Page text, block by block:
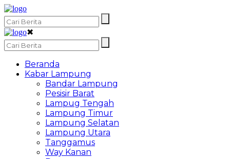
✖
Beranda
Kabar Lampung
Bandar Lampung
Pesisir Barat
Lampug Tengah
Lampung Timur
Lampung Selatan
Lampung Utara
Tanggamus
Way Kanan